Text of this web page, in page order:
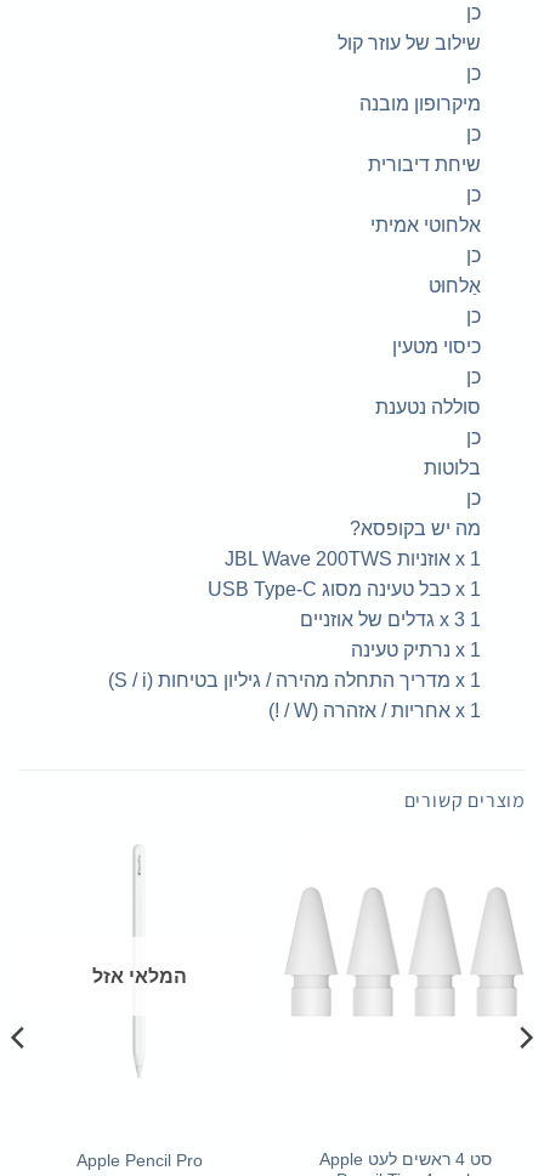
כן
שילוב של עוזר קול
כן
מיקרופון מובנה
כן
שיחת דיבורית
כן
אלחוטי אמיתי
כן
אַלחוּט
כן
כיסוי מטעין
כן
סוללה נטענת
כן
בלוטות
כן
מה יש בקופסא?
1 x אוזניות JBL Wave 200TWS
1 x כבל טעינה מסוג USB Type-C
1 x 3 גדלים של אוזניים
1 x נרתיק טעינה
1 x מדריך התחלה מהירה / גיליון בטיחות (S / i)
1 x אחריות / אזהרה (W / !)
מוצרים קשורים
סט 4 ראשים לעט Apple
המלאי אזל
Apple Pencil Pro